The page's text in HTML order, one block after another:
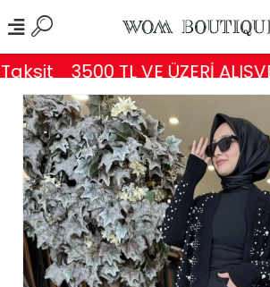
3500 TL VE ÜZERİ